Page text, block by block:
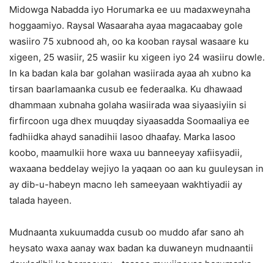
Midowga Nabadda iyo Horumarka ee uu madaxweynaha
hoggaamiyo. Raysal Wasaaraha ayaa magacaabay gole
wasiiro 75 xubnood ah, oo ka kooban raysal wasaare ku
xigeen, 25 wasiir, 25 wasiir ku xigeen iyo 24 wasiiru dowle.
In ka badan kala bar golahan wasiirada ayaa ah xubno ka
tirsan baarlamaanka cusub ee federaalka. Ku dhawaad
dhammaan xubnaha golaha wasiirada waa siyaasiyiin si
firfircoon uga dhex muuqday siyaasadda Soomaaliya ee
fadhiidka ahayd sanadihii lasoo dhaafay. Marka lasoo
koobo, maamulkii hore waxa uu banneeyay xafiisyadii,
waxaana beddelay wejiyo la yaqaan oo aan ku guuleysan in
ay dib-u-habeyn macno leh sameeyaan wakhtiyadii ay
talada hayeen.
Mudnaanta xukuumadda cusub oo muddo afar sano ah
heysato waxa aanay wax badan ka duwaneyn mudnaantii